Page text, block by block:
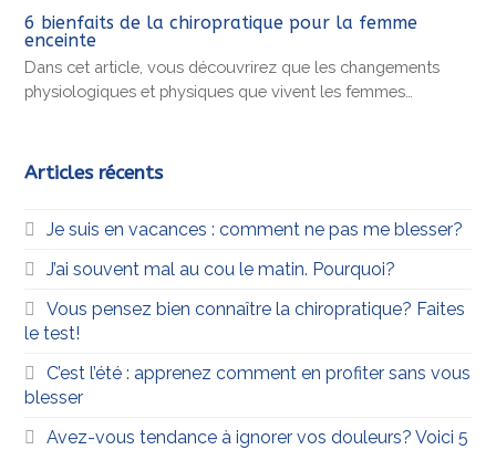
6 bienfaits de la chiropratique pour la femme
enceinte
Dans cet article, vous découvrirez que les changements
physiologiques et physiques que vivent les femmes…
Articles récents
Je suis en vacances : comment ne pas me blesser?
J’ai souvent mal au cou le matin. Pourquoi?
Vous pensez bien connaître la chiropratique? Faites
le test!
C’est l’été : apprenez comment en profiter sans vous
blesser
Avez-vous tendance à ignorer vos douleurs? Voici 5